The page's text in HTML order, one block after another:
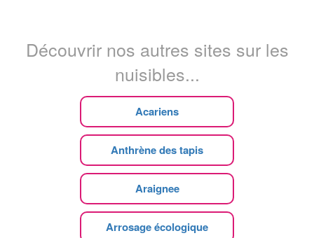
Découvrir nos autres sites sur les
nuisibles...
Acariens
Anthrène des tapis
Araignee
Arrosage écologique